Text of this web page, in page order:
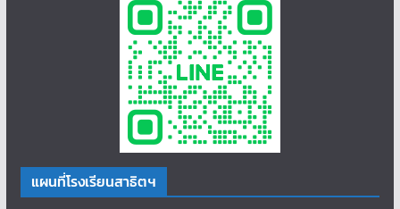
แผนที่โรงเรียนสาธิตฯ